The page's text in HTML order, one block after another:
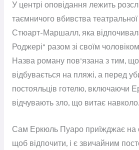
У центрі оповідання лежить
таємничого вбивства
Стюарт-Маршалл, яка
Роджері” разом зі своїм
Назва роману пов’язана з тим,
відбувається на пляжі, а перед
постояльців готелю, включаючи
відчувають зло, що витає навколо.
Сам Еркюль Пуаро приїжджає на
щоб відпочити, і є звичайним